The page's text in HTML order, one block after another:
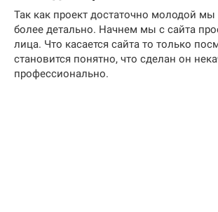
Так как проект достаточно молодой мы
более детально. Начнем мы с сайта
лица. Что касается сайта то только
становится понятно, что сделан он
профессионально.